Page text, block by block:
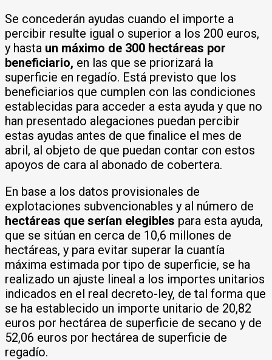
Se concederán ayudas cuando el importe a
percibir resulte igual o superior a los 200 euros,
y hasta un máximo de 300 hectáreas por
beneficiario, en las que se priorizará la
superficie en regadío. Está previsto que los
beneficiarios que cumplen con las condiciones
establecidas para acceder a esta ayuda y que no
han presentado alegaciones puedan percibir
estas ayudas antes de que finalice el mes de
abril, al objeto de que puedan contar con estos
apoyos de cara al abonado de cobertera.
En base a los datos provisionales de
explotaciones subvencionables y al número de
hectáreas que serían elegibles para esta ayuda,
que se sitúan en cerca de 10,6 millones de
hectáreas, y para evitar superar la cuantía
máxima estimada por tipo de superficie, se ha
realizado un ajuste lineal a los importes unitarios
indicados en el real decreto-ley, de tal forma que
se ha establecido un importe unitario de 20,82
euros por hectárea de superficie de secano y de
52,06 euros por hectárea de superficie de
regadío.